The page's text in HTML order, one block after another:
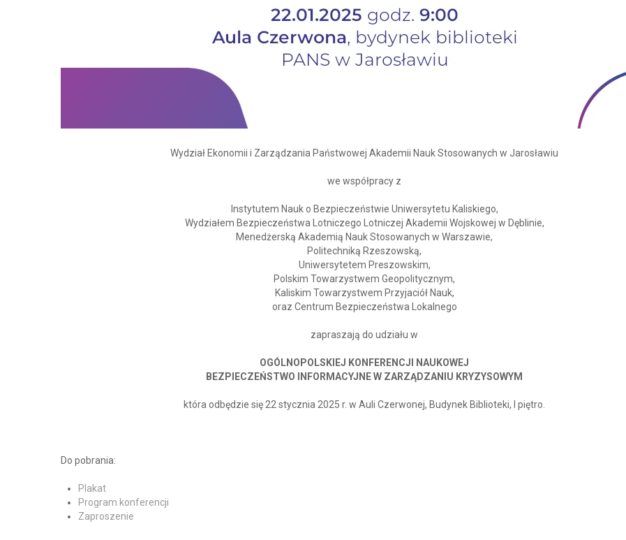
Wydział Ekonomii i Zarządzania Państwowej Akademii Nauk Stosowanych w Jarosławiu
we współpracy z
Instytutem Nauk o Bezpieczeństwie Uniwersytetu Kaliskiego,
Wydziałem Bezpieczeństwa Lotniczego Lotniczej Akademii Wojskowej w Dęblinie,
Menedżerską Akademią Nauk Stosowanych w Warszawie,
Politechniką Rzeszowską,
Uniwersytetem Preszowskim,
Polskim Towarzystwem Geopolitycznym,
Kaliskim Towarzystwem Przyjaciół Nauk,
oraz Centrum Bezpieczeństwa Lokalnego
zapraszają do udziału w
OGÓLNOPOLSKIEJ KONFERENCJI NAUKOWEJ
BEZPIECZEŃSTWO INFORMACYJNE W ZARZĄDZANIU KRYZYSOWYM
która odbędzie się 22 stycznia 2025 r. w Auli Czerwonej, Budynek Biblioteki, I piętro.
Do pobrania:
Plakat
Program konferencji
Zaproszenie